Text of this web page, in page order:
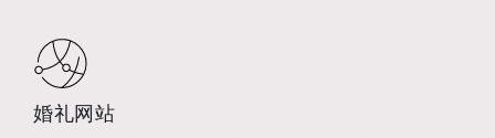
婚礼网站